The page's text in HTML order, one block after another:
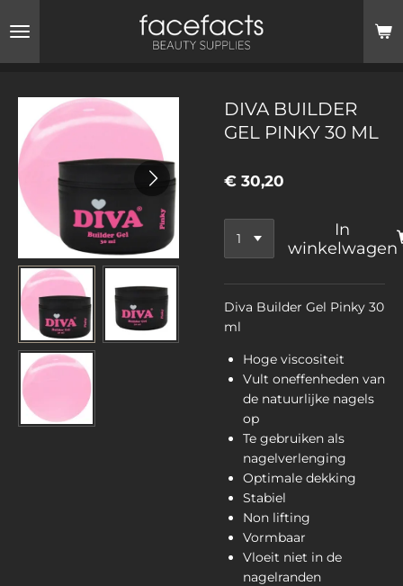
direct
hoofdinhoud
DIVA BUILDER
GEL PINKY 30 ML
€ 30,20
In
winkelwagen
Diva Builder Gel Pinky 30
ml​
Hoge viscositeit
Vult oneffenheden van
de natuurlijke nagels
op
Te gebruiken als
nagelverlenging
Optimale dekking
Stabiel
Non lifting
Vormbaar
Vloeit niet in de
nagelranden